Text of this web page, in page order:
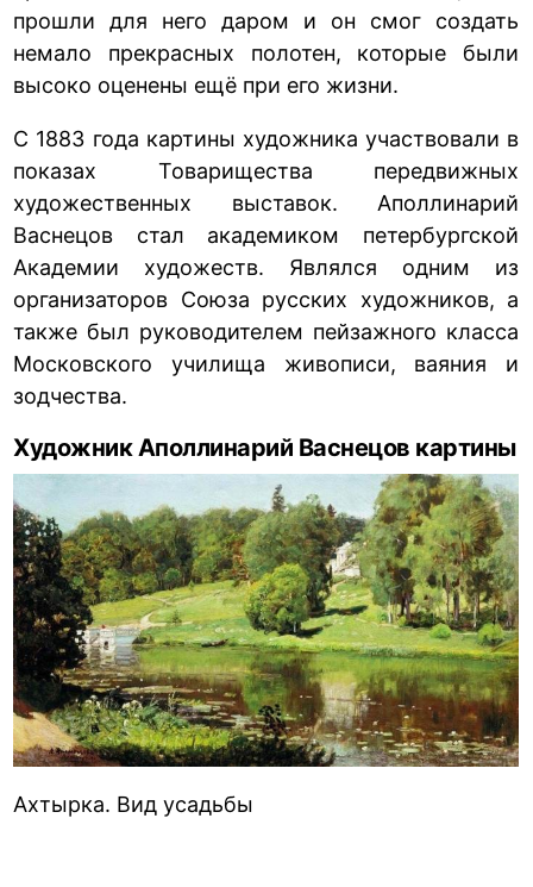
прошли для него даром и он смог создать
немало прекрасных полотен, которые были
высоко оценены ещё при его жизни.
С 1883 года картины художника участвовали в
показах Товарищества передвижных
художественных выставок. Аполлинарий
Васнецов стал академиком петербургской
Академии художеств. Являлся одним из
организаторов Союза русских художников, а
также был руководителем пейзажного класса
Московского училища живописи, ваяния и
зодчества.
Художник Аполлинарий Васнецов картины
Ахтырка. Вид усадьбы